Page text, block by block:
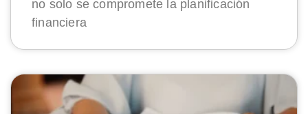
no solo se compromete la planificación
financiera